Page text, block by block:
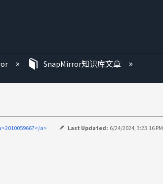
SnapMirror知识库文章
a> Last Updated: 6/24/2024, 3:23:16 PM